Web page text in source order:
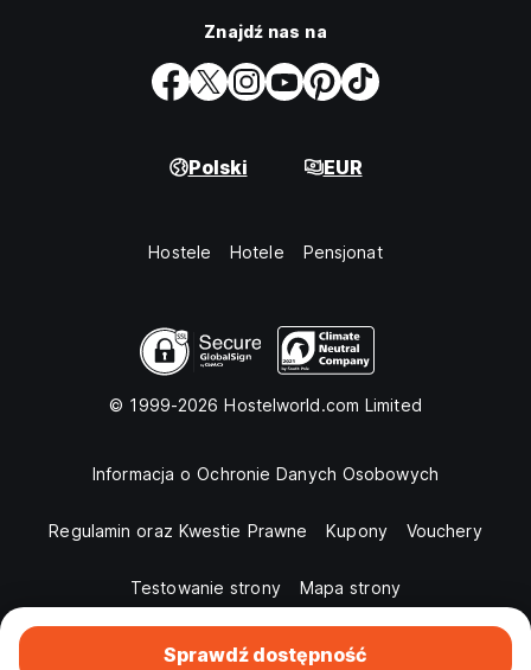
Sprawdź dostępność
Znajdź nas na
Polski EUR
Hostele Hotele Pensjonat
© 1999-2026 Hostelworld.com Limited
Informacja o Ochronie Danych Osobowych
Regulamin oraz Kwestie Prawne Kupony Vouchery
Testowanie strony Mapa strony